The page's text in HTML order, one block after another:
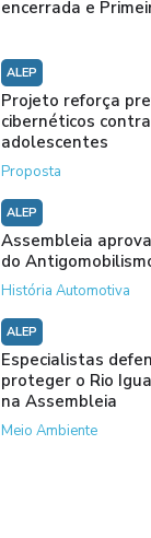
encerrada e
ALEP
Projeto reforça
cibernéticos
adolescentes
Proposta
ALEP
Assembleia
do
História Automotiva
ALEP
Especialistas
proteger o Rio
na Assembleia
Meio Ambiente